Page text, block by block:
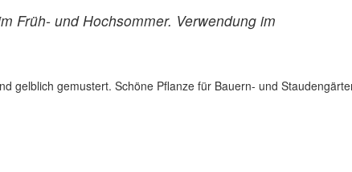
Früh- und Hochsommer. Verwendung im
gelblich gemustert. Schöne Pflanze für Bauern- und